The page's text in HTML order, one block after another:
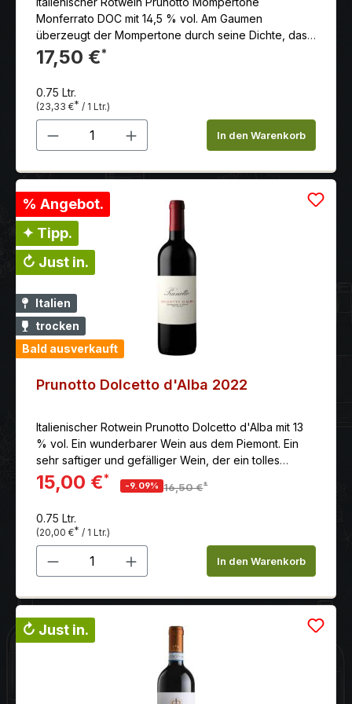
Monferrato DOC mit 14,5 % vol. Am Gaumen
überzeugt der Mompertone durch seine Dichte, das
sanfte Tannin, Eleganz und gute und geschmackvolle
Länge.
17,50 €*
0.75 Ltr.
(23,33 €* / 1 Ltr.)
Produkt Anzahl: Gib denIn den Warenkorb
% Angebot.
✦ Tipp.
↻ Just in.
Italien
trocken
Bald ausverkauft
Prunotto Dolcetto d'Alba 2022
Italienischer Rotwein Prunotto Dolcetto d'Alba mit 13
% vol. Ein wunderbarer Wein aus dem Piemont. Ein
sehr saftiger und gefälliger Wein, der ein tolles
Gleichgewicht zwischen Frucht, Säure, Mineralität und
Frische bietet.
15,00 €*
-9.09% 16,50 €*
0.75 Ltr.
(20,00 €* / 1 Ltr.)
Produkt Anzahl: Gib denIn den Warenkorb
↻ Just in.